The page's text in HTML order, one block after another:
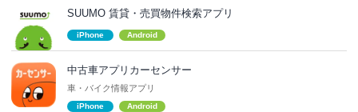
SUUMO 賃貸・売買物件検索アプリ
iPhone Android
中古車アプリカーセンサー
車・バイク情報アプリ
iPhone Android